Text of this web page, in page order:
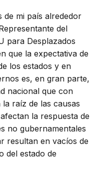
de mi país alrededor
del
para Desplazados
que la expectativa de
los estados y en
es, en gran parte,
nacional que con
raíz de las causas
la respuesta de
no gubernamentales
resultan en vacíos de
del estado de